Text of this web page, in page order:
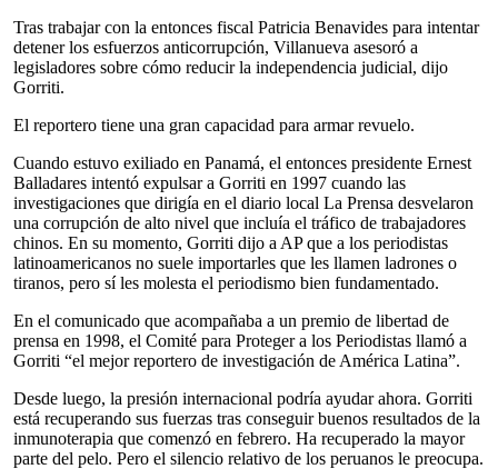
Tras trabajar con la entonces fiscal Patricia Benavides para intentar
detener los esfuerzos anticorrupción, Villanueva asesoró a
legisladores sobre cómo reducir la independencia judicial, dijo
Gorriti.
El reportero tiene una gran capacidad para armar revuelo.
Cuando estuvo exiliado en Panamá, el entonces presidente Ernest
Balladares intentó expulsar a Gorriti en 1997 cuando las
investigaciones que dirigía en el diario local La Prensa desvelaron
una corrupción de alto nivel que incluía el tráfico de trabajadores
chinos. En su momento, Gorriti dijo a AP que a los periodistas
latinoamericanos no suele importarles que les llamen ladrones o
tiranos, pero sí les molesta el periodismo bien fundamentado.
En el comunicado que acompañaba a un premio de libertad de
prensa en 1998, el Comité para Proteger a los Periodistas llamó a
Gorriti “el mejor reportero de investigación de América Latina”.
Desde luego, la presión internacional podría ayudar ahora. Gorriti
está recuperando sus fuerzas tras conseguir buenos resultados de la
inmunoterapia que comenzó en febrero. Ha recuperado la mayor
parte del pelo. Pero el silencio relativo de los peruanos le preocupa.